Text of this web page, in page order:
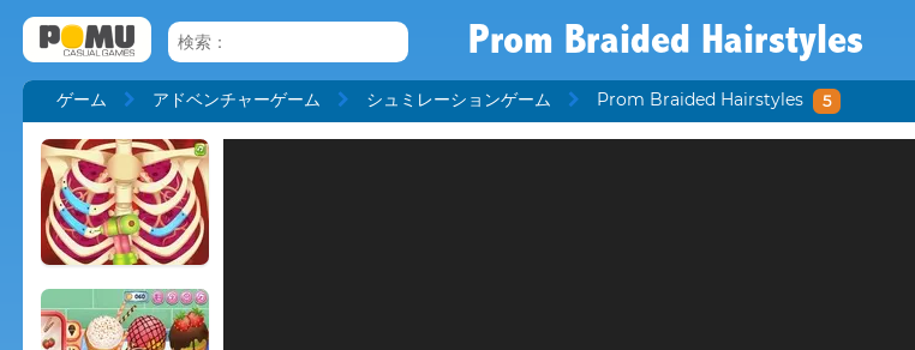
Prom Braided Hairstyles
ゲーム アドベンチャーゲーム シュミレーションゲーム Prom Braided Hairstyles 5